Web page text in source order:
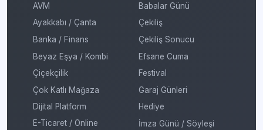
AVM
Ayakkabı / Çanta
Banka / Finans
Beyaz Eşya / Kombi
Çiçekçilik
Çok Katlı Mağaza
Dijital Platform
E-Ticaret / Online
Babalar Günü
Çekiliş
Çekiliş Sonucu
Efsane Cuma
Festival
Garaj Günleri
Hediye
İmza Günü / Söyleşi